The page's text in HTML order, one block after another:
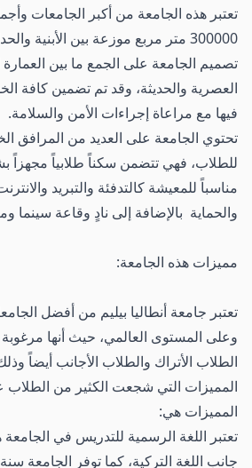
تعتبر هذه الجامعة من أكبر الجامعات
300000 متر مربع موزعة بين الأبنية
تصميم الجامعة على الجمع ما بين
العصرية والحديثة، وقد تم تضمين كافة
فيها مع مراعاة إجراءات الأمن والسلامة.
تحتوي الجامعة على العديد من المرافق
للطلاب، فهي تتضمن سكناً طلابياً مجهزاً
مناسباً للمعيشة كالتدفئة والتبريد
والحماية بالإضافة إلى نادٍ وقاعة سينما
مميزات هذه الجامعة:
تعتبر جامعة أنطاليا بيليم من أفضل
وعلى المستوى العالمي، حيث أنها
الطلاب الأتراك والطلاب الأجانب أيضاً
المميزات التي شجعت الكثير من الطلاب
المميزات هي:
تعتبر اللغة الرسمية للتدريس في الجامعة
جانب اللغة التركية، كما توفر الجامعة